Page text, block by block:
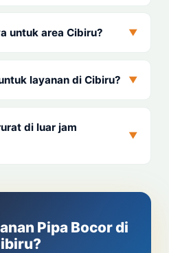
untuk area Cibiru? ▼
layanan di Cibiru? ▼
di luar jam
▼
Pipa Bocor di